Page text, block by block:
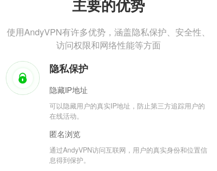
主要的优势
使用AndyVPN有许多优势，涵盖隐私保护、安全性、
访问权限和网络性能等方面
隐私保护
隐藏IP地址
可以隐藏用户的真实IP地址，防止第三方追踪用户的
在线活动。
匿名浏览
通过AndyVPN访问互联网，用户的真实身份和位置信
息得到保护。